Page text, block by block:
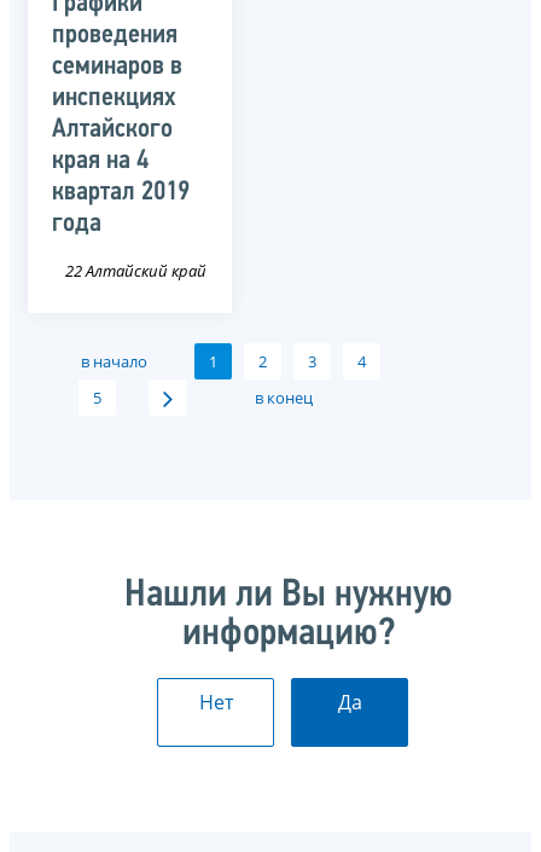
проведения
семинаров в
инспекциях
Алтайского
края на 4
квартал 2019
года
22 Алтайский край
в начало 1 2 3
4
5
в конец
Нашли ли Вы нужную
информацию?
Нет Да